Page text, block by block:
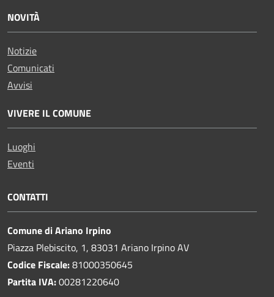
NOVITÀ
Notizie
Comunicati
Avvisi
VIVERE IL COMUNE
Luoghi
Eventi
CONTATTI
Comune di Ariano Irpino
Piazza Plebiscito, 1, 83031 Ariano Irpino AV
Codice Fiscale:81000350645
Partita IVA:00281220640